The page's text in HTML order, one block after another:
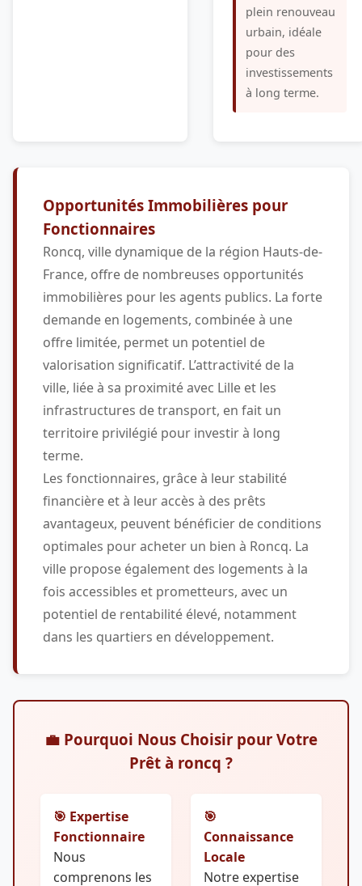
plein renouveau
urbain, idéale
pour des
investissements
à long terme.
Opportunités Immobilières pour
Fonctionnaires
Roncq, ville dynamique de la région Hauts-de-
France, offre de nombreuses opportunités
immobilières pour les agents publics. La forte
demande en logements, combinée à une
offre limitée, permet un potentiel de
valorisation significatif. L’attractivité de la
ville, liée à sa proximité avec Lille et les
infrastructures de transport, en fait un
territoire privilégié pour investir à long
terme.
Les fonctionnaires, grâce à leur stabilité
financière et à leur accès à des prêts
avantageux, peuvent bénéficier de conditions
optimales pour acheter un bien à Roncq. La
ville propose également des logements à la
fois accessibles et prometteurs, avec un
potentiel de rentabilité élevé, notamment
dans les quartiers en développement.
💼 Pourquoi Nous Choisir pour Votre
Prêt à roncq ?
🎯 Expertise
Fonctionnaire
Nous
comprenons les
🎯
Connaissance
Locale
Notre expertise